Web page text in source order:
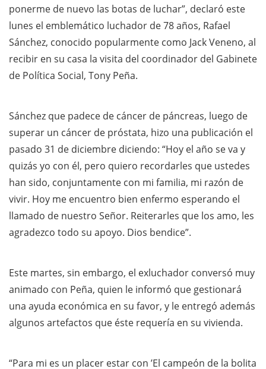
ponerme de nuevo las botas de luchar”, declaró este
lunes el emblemático luchador de 78 años, Rafael
Sánchez, conocido popularmente como Jack Veneno, al
recibir en su casa la visita del coordinador del Gabinete
de Política Social, Tony Peña.
Sánchez que padece de cáncer de páncreas, luego de
superar un cáncer de próstata, hizo una publicación el
pasado 31 de diciembre diciendo: “Hoy el año se va y
quizás yo con él, pero quiero recordarles que ustedes
han sido, conjuntamente con mi familia, mi razón de
vivir. Hoy me encuentro bien enfermo esperando el
llamado de nuestro Señor. Reiterarles que los amo, les
agradezco todo su apoyo. Dios bendice”.
Este martes, sin embargo, el exluchador conversó muy
animado con Peña, quien le informó que gestionará
una ayuda económica en su favor, y le entregó además
algunos artefactos que éste requería en su vivienda.
“Para mi es un placer estar con ’El campeón de la bolita